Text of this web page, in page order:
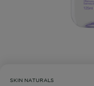
SKIN NATURALS